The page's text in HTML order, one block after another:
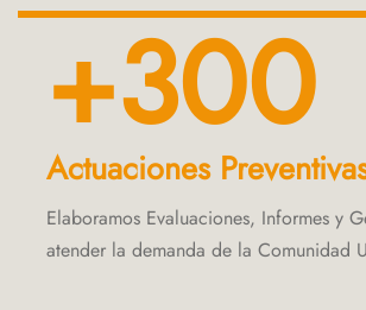
+300
Actuaciones
Elaboramos Evaluaciones, Informes y
atender la demanda de la Comunidad